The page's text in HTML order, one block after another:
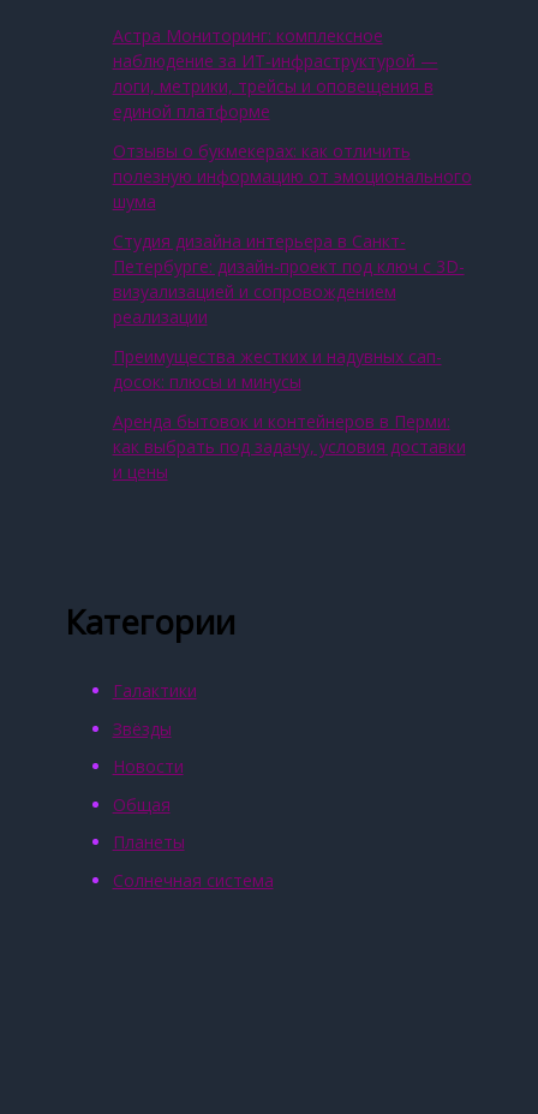
Астра Мониторинг: комплексное
наблюдение за ИТ‑инфраструктурой —
логи, метрики, трейсы и оповещения в
единой платформе
Отзывы о букмекерах: как отличить
полезную информацию от эмоционального
шума
Студия дизайна интерьера в Санкт-
Петербурге: дизайн-проект под ключ с 3D-
визуализацией и сопровождением
реализации
Преимущества жестких и надувных сап-
досок: плюсы и минусы
Аренда бытовок и контейнеров в Перми:
как выбрать под задачу, условия доставки
и цены
Категории
Галактики
Звёзды
Новости
Общая
Планеты
Солнечная система